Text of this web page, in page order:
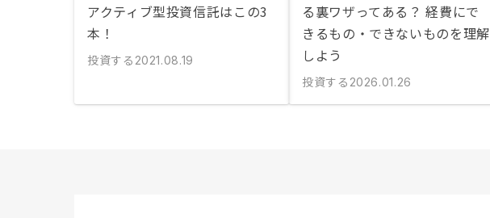
アクティブ型投資信託はこの3
本！
投資する 2021.08.19
る裏ワザってある？ 経費にで
きるもの・できないものを理解
しよう
投資する 2026.01.26